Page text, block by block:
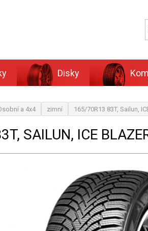
Disky
a 4x4 zimní 165/70R13 83T, Sailun,
SAILUN, ICE